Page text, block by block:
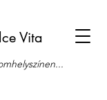
Vita